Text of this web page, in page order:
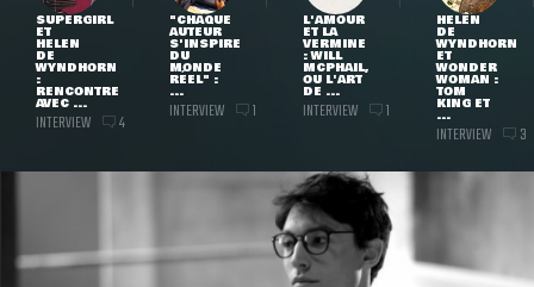
SUPERGIRL
ET
HELEN
DE
WYNDHORN
:
RENCONTRE
AVEC ...
INTERVIEW 4
"CHAQUE
AUTEUR
S'INSPIRE
DU
MONDE
RÉEL" :
...
INTERVIEW 1
L'AMOUR
ET LA
VERMINE
: WILL
MCPHAIL,
OU L'ART
DE ...
INTERVIEW 1
HELEN
DE
WYNDHORN
ET
WONDER
WOMAN :
TOM
KING ET
...
INTERVIEW 3